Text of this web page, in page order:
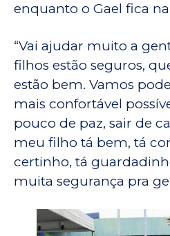
enquanto o Gael fica
“Vai ajudar muito a
filhos estão seguros,
estão bem. Vamos
mais confortável
pouco de paz, sair de
meu filho tá bem, tá
certinho, tá
muita segurança pra